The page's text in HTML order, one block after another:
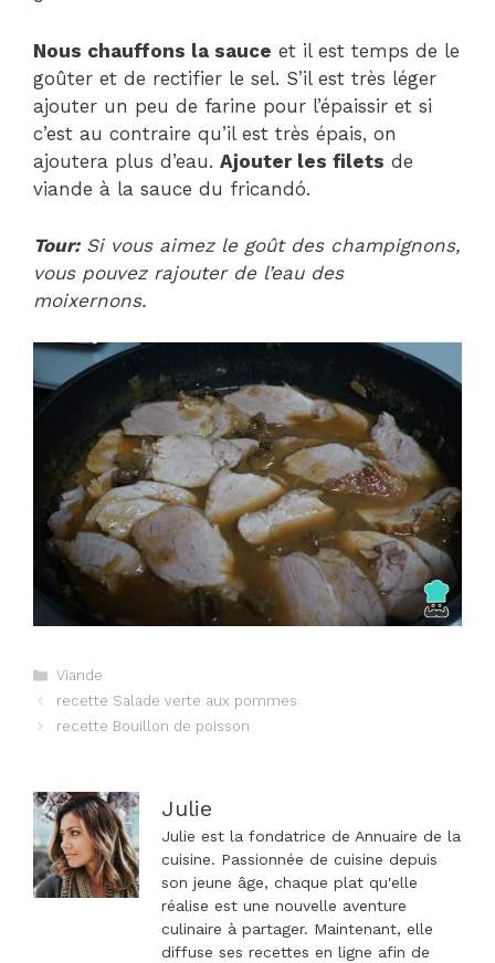
Nous chauffons la sauce et il est temps de le
goûter et de rectifier le sel. S’il est très léger
ajouter un peu de farine pour l’épaissir et si
c’est au contraire qu’il est très épais, on
ajoutera plus d’eau. Ajouter les filets de
viande à la sauce du fricandó.
Tour:Si vous aimez le goût des champignons,
vous pouvez rajouter de l’eau des
moixernons.
Catégories
Viande
Navigation
des
recette Salade verte aux pommes
recette Bouillon de poisson
Julie
Julie est la fondatrice de Annuaire de la
cuisine. Passionnée de cuisine depuis
son jeune âge, chaque plat qu'elle
réalise est une nouvelle aventure
culinaire à partager. Maintenant, elle
diffuse ses recettes en ligne afin de